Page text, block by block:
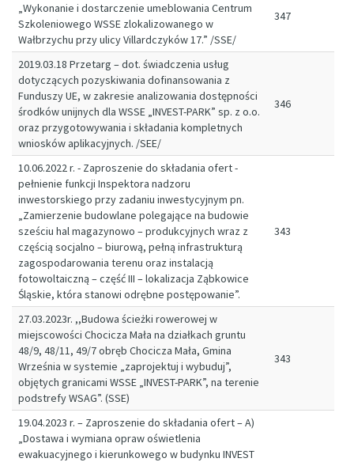
„Wykonanie i dostarczenie umeblowania Centrum
Szkoleniowego WSSE zlokalizowanego w
Wałbrzychu przy ulicy Villardczyków 17.” /SSE/
347
2019.03.18 Przetarg – dot. świadczenia usług
dotyczących pozyskiwania dofinansowania z
Funduszy UE, w zakresie analizowania dostępności
środków unijnych dla WSSE „INVEST-PARK” sp. z o.o.
oraz przygotowywania i składania kompletnych
wniosków aplikacyjnych. /SEE/
346
10.06.2022 r. - Zaproszenie do składania ofert -
pełnienie funkcji Inspektora nadzoru
inwestorskiego przy zadaniu inwestycyjnym pn.
„Zamierzenie budowlane polegające na budowie
sześciu hal magazynowo – produkcyjnych wraz z
częścią socjalno – biurową, pełną infrastrukturą
zagospodarowania terenu oraz instalacją
fotowoltaiczną – część III – lokalizacja Ząbkowice
Śląskie, która stanowi odrębne postępowanie”.
343
27.03.2023r. ,,Budowa ścieżki rowerowej w
miejscowości Chocicza Mała na działkach gruntu
48/9, 48/11, 49/7 obręb Chocicza Mała, Gmina
Września w systemie „zaprojektuj i wybuduj”,
objętych granicami WSSE „INVEST-PARK”, na terenie
podstrefy WSAG”. (SSE)
343
19.04.2023 r. – Zaproszenie do składania ofert – A)
„Dostawa i wymiana opraw oświetlenia
ewakuacyjnego i kierunkowego w budynku INVEST